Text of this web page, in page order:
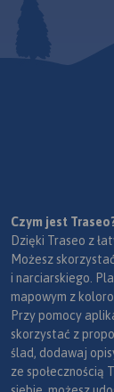
Czym jest
Dzięki Traseo z
Możesz
i narciarskiego.
mapowym z
Przy pomocy
skorzystać z
ślad, dodawaj
ze społecznością